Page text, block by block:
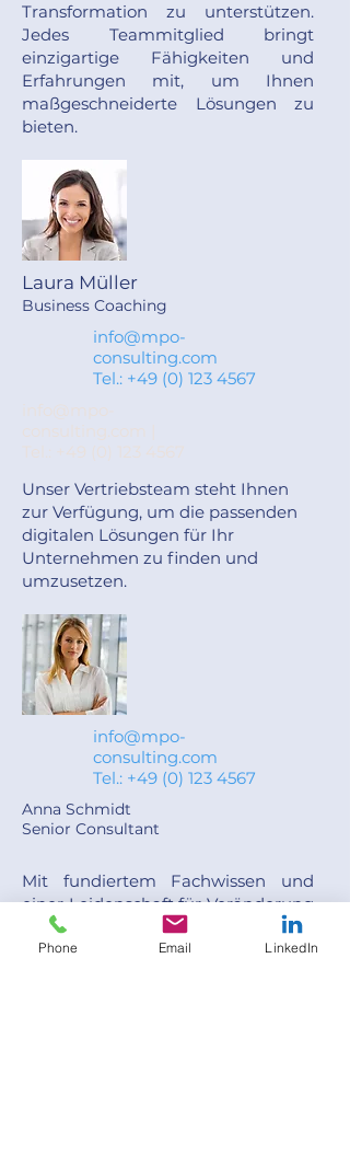
Transformation zu unterstützen.
Jedes Teammitglied bringt
einzigartige Fähigkeiten und
Erfahrungen mit, um Ihnen
maßgeschneiderte Lösungen zu
bieten.
Laura Müller
Business Coaching
info@mpo-
consulting.com
Tel.: +49 (0) 123 4567
+49 (0) 123 4567
Unser Vertriebsteam steht Ihnen
zur Verfügung, um die passenden
digitalen Lösungen für Ihr
Unternehmen zu finden und
umzusetzen.
info@mpo-
consulting.com
Tel.: +49 (0) 123 4567
Anna Schmidt
Senior Consultant
Mit fundiertem Fachwissen und
einer Leidenschaft für Veränderung
unterstützt unser Team Sie bei der
erfolgreichen Umsetzung von
Phone Email LinkedIn